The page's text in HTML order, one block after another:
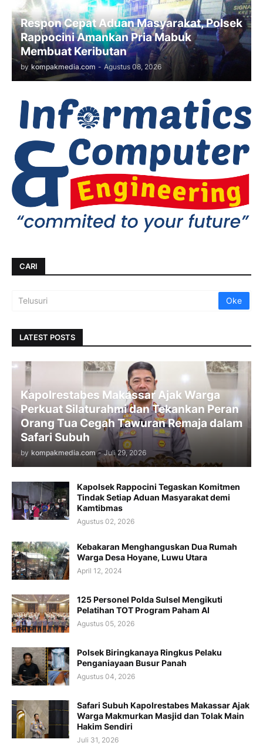
Respon Cepat Aduan Masyarakat, Polsek
Rappocini Amankan Pria Mabuk
Membuat Keributan
by kompakmedia.com - Agustus 08, 2026
CARI
LATEST POSTS
Kapolrestabes Makassar Ajak Warga
Perkuat Silaturahmi dan Tekankan Peran
Orang Tua Cegah Tawuran Remaja dalam
Safari Subuh
by kompakmedia.com - Juli 29, 2026
Kapolsek Rappocini Tegaskan Komitmen
Tindak Setiap Aduan Masyarakat demi
Kamtibmas
Agustus 02, 2026
Kebakaran Menghanguskan Dua Rumah
Warga Desa Hoyane, Luwu Utara
April 12, 2024
125 Personel Polda Sulsel Mengikuti
Pelatihan TOT Program Paham AI
Agustus 05, 2026
Polsek Biringkanaya Ringkus Pelaku
Penganiayaan Busur Panah
Agustus 04, 2026
Safari Subuh Kapolrestabes Makassar Ajak
Warga Makmurkan Masjid dan Tolak Main
Hakim Sendiri
Juli 31, 2026